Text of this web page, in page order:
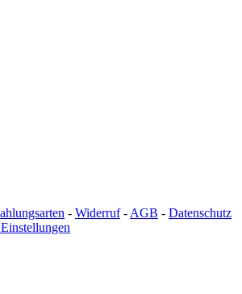
- Widerruf- AGB - Datenschutz